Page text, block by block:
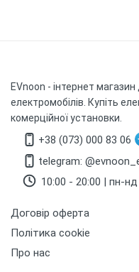
EVnoon - інтернет магазин
електромобілів. Купіть
комерційної установки.
+38 (073) 000 83 06
telegram:
10:00 - 20:00 | пн-
Договір оферта
Політика cookie
Про нас